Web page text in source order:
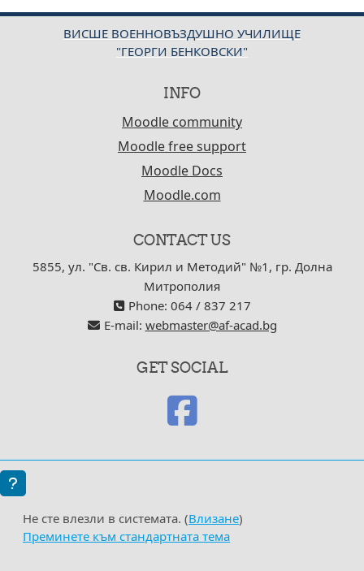
ВИСШЕ ВОЕННОВЪЗДУШНО УЧИЛИЩЕ
"ГЕОРГИ БЕНКОВСКИ"
INFO
Moodle community
Moodle free support
Moodle Docs
Moodle.com
CONTACT US
5855, ул. "Св. св. Кирил и Методий" №1, гр. Долна
Митрополия
Phone: 064 / 837 217
E-mail: webmaster@af-acad.bg
GET SOCIAL
Не сте влезли в системата. (Влизане)
Преминете към стандартната тема